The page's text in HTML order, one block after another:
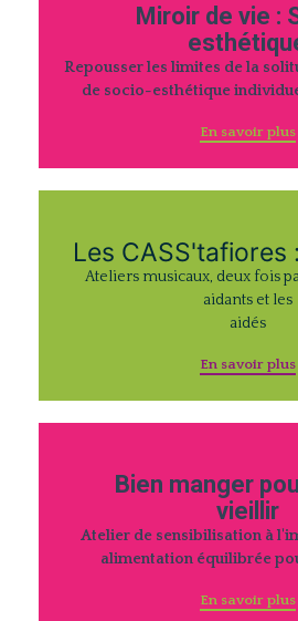
Miroir de vie :
Repousser les limites de la
de socio-esthétique
En savoir plus
Les CASS'tafiores
Ateliers musicaux, deux fois
aidants et les
aidés
En savoir plus
Bien manger
vieillir
Atelier de sensibilisation à
alimentation équilibrée
En savoir plus